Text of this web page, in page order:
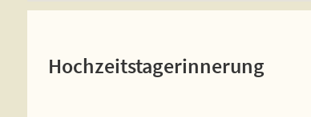
Hochzeitstagerinnerung